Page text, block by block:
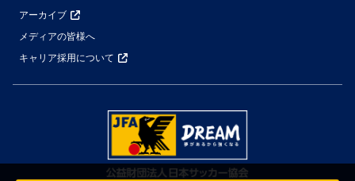
アーカイブ
メディアの皆様へ
キャリア採用について